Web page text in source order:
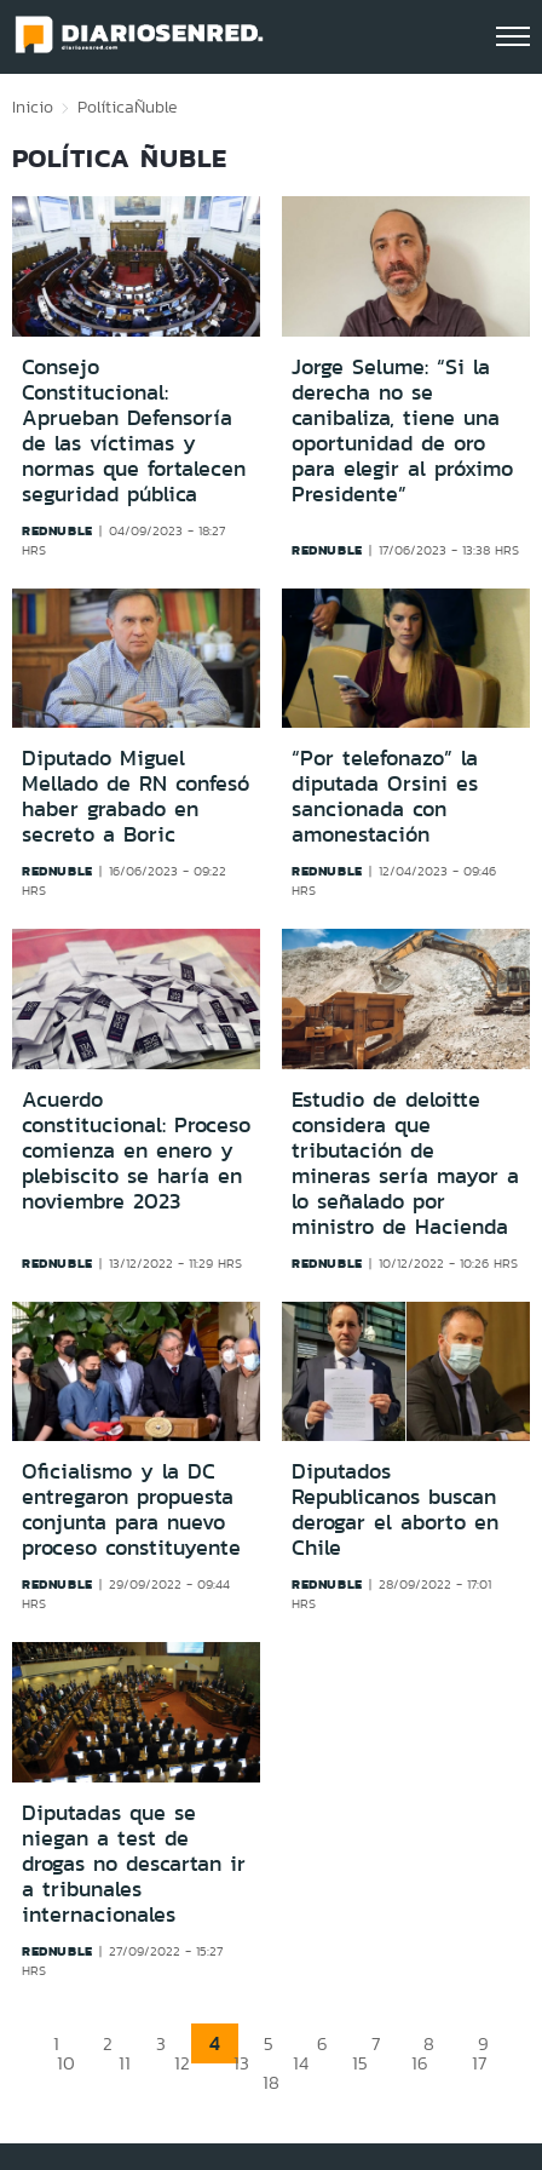
Click acá para ir directamente al contenido
Inicio PolíticaÑuble
POLÍTICA ÑUBLE
Consejo
Constitucional:
Aprueban Defensoría
de las víctimas y
normas que fortalecen
seguridad pública
REDNUBLE
04/09/2023 - 18:27
HRS
Jorge Selume: “Si la
derecha no se
canibaliza, tiene una
oportunidad de oro
para elegir al próximo
Presidente”
REDNUBLE 17/06/2023 - 13:38 HRS
Diputado Miguel
Mellado de RN confesó
haber grabado en
secreto a Boric
REDNUBLE
16/06/2023 - 09:22
HRS
“Por telefonazo” la
diputada Orsini es
sancionada con
amonestación
REDNUBLE
12/04/2023 - 09:46
HRS
Acuerdo
constitucional: Proceso
comienza en enero y
plebiscito se haría en
noviembre 2023
REDNUBLE 13/12/2022 - 11:29 HRS
Estudio de deloitte
considera que
tributación de
mineras sería mayor a
lo señalado por
ministro de Hacienda
REDNUBLE 10/12/2022 - 10:26 HRS
Oficialismo y la DC
entregaron propuesta
conjunta para nuevo
proceso constituyente
REDNUBLE
29/09/2022 - 09:44
HRS
Diputados
Republicanos buscan
derogar el aborto en
Chile
REDNUBLE
28/09/2022 - 17:01
HRS
Diputadas que se
niegan a test de
drogas no descartan ir
a tribunales
internacionales
REDNUBLE
27/09/2022 - 15:27
HRS
1 2 3 4 5 6 7 8 9
10 11 12 13 14 15 16 17
18